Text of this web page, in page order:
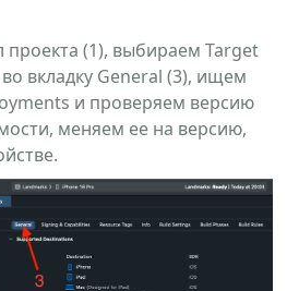
(1), выбираем Target
вкладку General (3), ищем
и проверяем версию
меняем ее на версию,